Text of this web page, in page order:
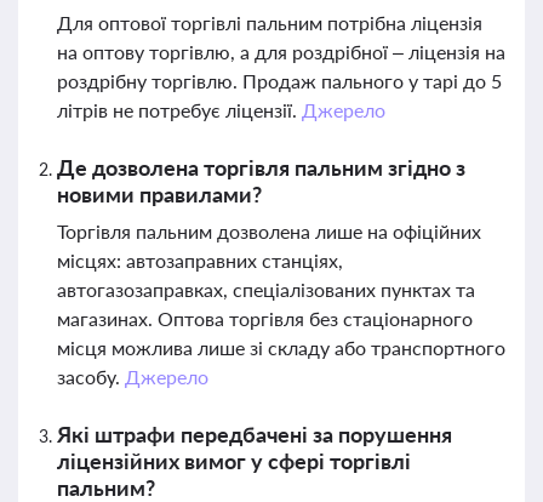
Для оптової торгівлі пальним потрібна ліцензія
на оптову торгівлю, а для роздрібної – ліцензія на
роздрібну торгівлю. Продаж пального у тарі до 5
літрів не потребує ліцензії. Джерело
Де дозволена торгівля пальним згідно з
новими правилами?
Торгівля пальним дозволена лише на офіційних
місцях: автозаправних станціях,
автогазозаправках, спеціалізованих пунктах та
магазинах. Оптова торгівля без стаціонарного
місця можлива лише зі складу або транспортного
засобу. Джерело
Які штрафи передбачені за порушення
ліцензійних вимог у сфері торгівлі
пальним?